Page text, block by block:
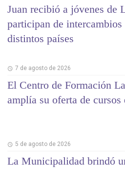
Juan recibió a jóvenes de
participan de intercambios
distintos países
7 de agosto de 2026
El Centro de Formación
amplía su oferta de
5 de agosto de 2026
La Municipalidad brindó